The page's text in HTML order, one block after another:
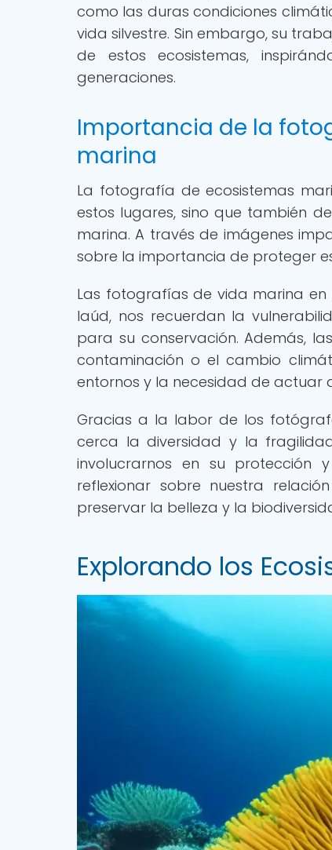
como las duras condiciones
vida silvestre. Sin embargo, su
de estos ecosistemas,
generaciones.
Importancia de la
marina
La fotografía de ecosistemas
estos lugares, sino que también
marina. A través de imágenes
sobre la importancia de proteger
Las fotografías de vida marina
laúd, nos recuerdan la
para su conservación. Además,
contaminación o el cambio
entornos y la necesidad de actuar
Gracias a la labor de los
cerca la diversidad y la
involucrarnos en su protección
reflexionar sobre nuestra
preservar la belleza y la
Explorando los